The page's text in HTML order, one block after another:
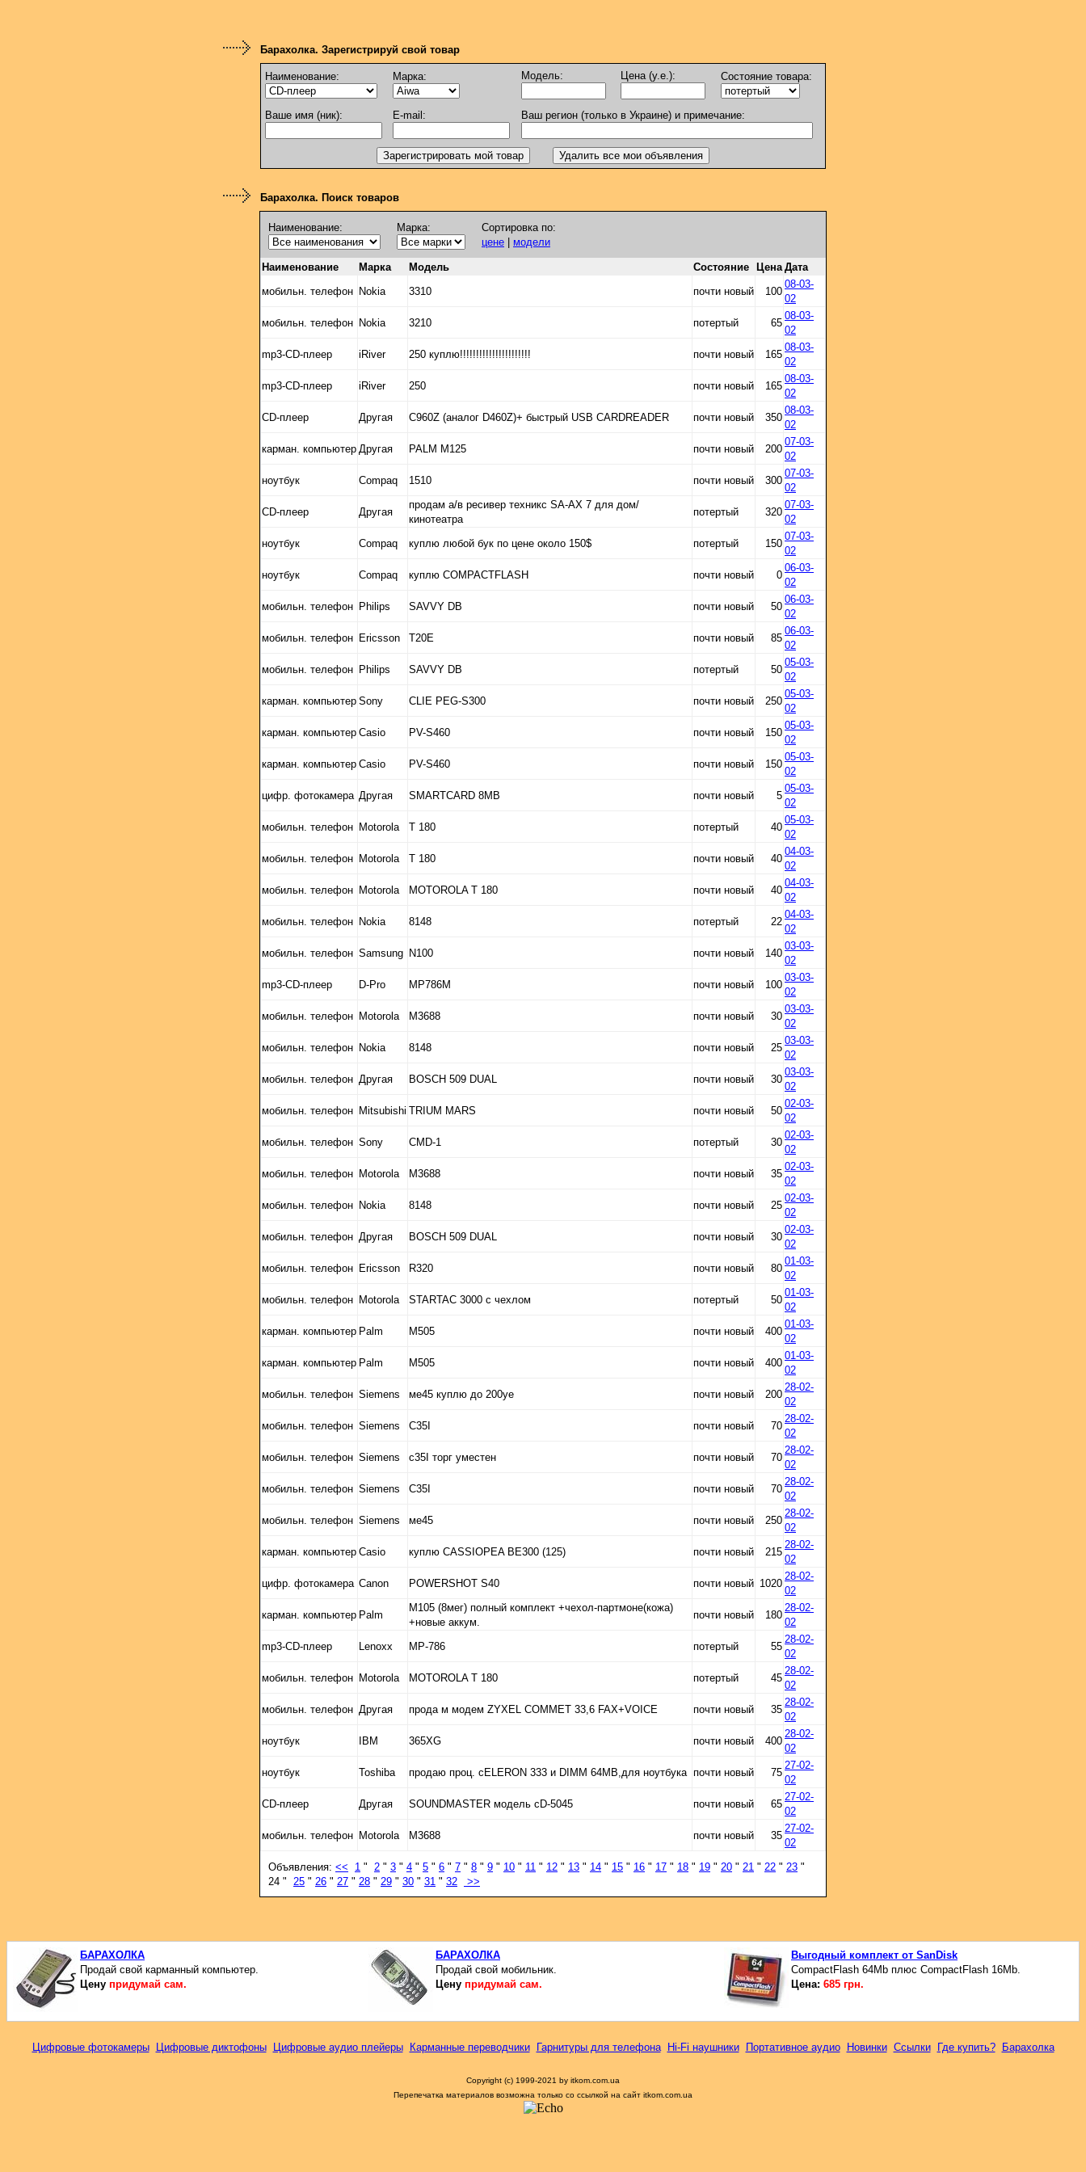
Барахолка. Зарегистрируй свой товар
Наименование: Марка: Модель: Цена (у.е.): Состояние товара:
Ваше имя (ник): E-mail: Ваш регион (только в Украине) и примечание:
Барахолка. Поиск товаров
Наименование: Марка:
Сортировка по:
цене
модели
Наименование Марка Модель Состояние Цена Дата
мобильн. телефон Nokia 3310 почти новый 100
08-03-
02
мобильн. телефон Nokia 3210 потертый 65
08-03-
02
mp3-CD-плеер
iRiver 250 куплю!!!!!!!!!!!!!!!!!!!!!! почти новый 165
08-03-
02
mp3-CD-плеер
iRiver 250 почти новый 165
08-03-
02
CD-плеер
Другая C960Z (аналог D460Z)+ быстрый USB CARDREADER почти новый 350
08-03-
02
карман. компьютер Другая PALM M125 почти новый 200
07-03-
02
ноутбук
Compaq 1510 почти новый 300
07-03-
02
CD-плеер
Другая
продам а/в ресивер техникс SA-AX 7 для дом/
кинотеатра
потертый 320
07-03-
02
ноутбук
Compaq куплю любой бук по цене около 150$ потертый 150
07-03-
02
ноутбук
Compaq куплю COMPACTFLASH почти новый 0
06-03-
02
мобильн. телефон Philips SAVVY DB почти новый 50
06-03-
02
мобильн. телефон Ericsson T20E почти новый 85
06-03-
02
мобильн. телефон Philips SAVVY DB потертый 50
05-03-
02
карман. компьютер Sony CLIE PEG-S300 почти новый 250
05-03-
02
карман. компьютер Casio PV-S460 почти новый 150
05-03-
02
карман. компьютер Casio PV-S460 почти новый 150
05-03-
02
цифр. фотокамера Другая SMARTCARD 8MB почти новый 5
05-03-
02
мобильн. телефон Motorola T 180 потертый 40
05-03-
02
мобильн. телефон Motorola T 180 почти новый 40
04-03-
02
мобильн. телефон Motorola MOTOROLA T 180 почти новый 40
04-03-
02
мобильн. телефон Nokia 8148 потертый 22
04-03-
02
мобильн. телефон Samsung N100 почти новый 140
03-03-
02
mp3-CD-плеер
D-Pro MP786M почти новый 100
03-03-
02
мобильн. телефон Motorola M3688 почти новый 30
03-03-
02
мобильн. телефон Nokia 8148 почти новый 25
03-03-
02
мобильн. телефон Другая BOSCH 509 DUAL почти новый 30
03-03-
02
мобильн. телефон Mitsubishi TRIUM MARS почти новый 50
02-03-
02
мобильн. телефон Sony CMD-1 потертый 30
02-03-
02
мобильн. телефон Motorola M3688 почти новый 35
02-03-
02
мобильн. телефон Nokia 8148 почти новый 25
02-03-
02
мобильн. телефон Другая BOSCH 509 DUAL почти новый 30
02-03-
02
мобильн. телефон Ericsson R320 почти новый 80
01-03-
02
мобильн. телефон Motorola STARTAC 3000 с чехлом потертый 50
01-03-
02
карман. компьютер Palm M505 почти новый 400
01-03-
02
карман. компьютер Palm M505 почти новый 400
01-03-
02
мобильн. телефон Siemens ме45 куплю до 200уе почти новый 200
28-02-
02
мобильн. телефон Siemens C35I почти новый 70
28-02-
02
мобильн. телефон Siemens с35I торг уместен почти новый 70
28-02-
02
мобильн. телефон Siemens C35I почти новый 70
28-02-
02
мобильн. телефон Siemens ме45 почти новый 250
28-02-
02
карман. компьютер Casio куплю CASSIOPEA BE300 (125) почти новый 215
28-02-
02
цифр. фотокамера Canon POWERSHOT S40 почти новый 1020
28-02-
02
карман. компьютер Palm
M105 (8мег) полный комплект +чехол-партмоне(кожа)
+новые аккум.
почти новый 180
28-02-
02
mp3-CD-плеер
Lenoxx MP-786 потертый 55
28-02-
02
мобильн. телефон Motorola MOTOROLA T 180 потертый 45
28-02-
02
мобильн. телефон Другая прода м модем ZYXEL COMMET 33,6 FAX+VOICE почти новый 35
28-02-
02
ноутбук
IBM 365XG почти новый 400
28-02-
02
ноутбук
Toshiba продаю проц. сELERON 333 и DIMM 64MB,для ноутбука почти новый 75
27-02-
02
CD-плеер
Другая SOUNDMASTER модель сD-5045 почти новый 65
27-02-
02
мобильн. телефон Motorola M3688 почти новый 35
27-02-
02
Объявления: << 1 " 2 " 3 " 4 " 5 " 6 " 7 " 8 " 9 " 10 " 11 " 12 " 13 " 14 " 15 " 16 " 17 " 18 " 19 " 20 " 21 " 22 " 23 "
24 " 25 " 26 " 27 " 28 " 29 " 30 " 31 " 32 >>
БАРАХОЛКА
Продай свой карманный компьютер.
Цену придумай сам.
БАРАХОЛКА
Продай свой мобильник.
Цену придумай сам.
Выгодный комплект от SanDisk
CompactFlash 64Mb плюс CompactFlash 16Mb.
Цена: 685 грн.
Цифровые фотокамеры Цифровые диктофоны Цифровые аудио плейеры Карманные переводчики Гарнитуры для телефона Hi-Fi наушники Портативное аудио Новинки Ссылки Где купить? Барахолка
Copyright (c) 1999-2021 by itkom.com.ua
Перепечатка материалов возможна только со ссылкой на сайт itkom.com.ua